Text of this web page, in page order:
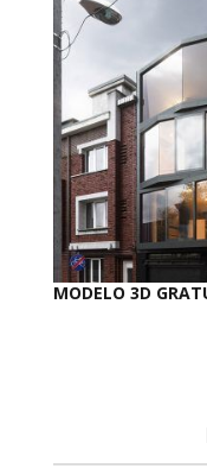
MODELO 3D